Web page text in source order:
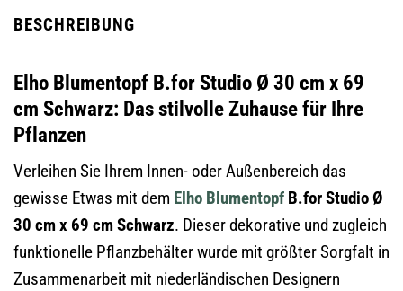
BESCHREIBUNG
Elho Blumentopf B.for Studio Ø 30 cm x 69
cm Schwarz: Das stilvolle Zuhause für Ihre
Pflanzen
Verleihen Sie Ihrem Innen- oder Außenbereich das
gewisse Etwas mit dem Elho Blumentopf B.for Studio Ø
30 cm x 69 cm Schwarz. Dieser dekorative und zugleich
funktionelle Pflanzbehälter wurde mit größter Sorgfalt in
Zusammenarbeit mit niederländischen Designern